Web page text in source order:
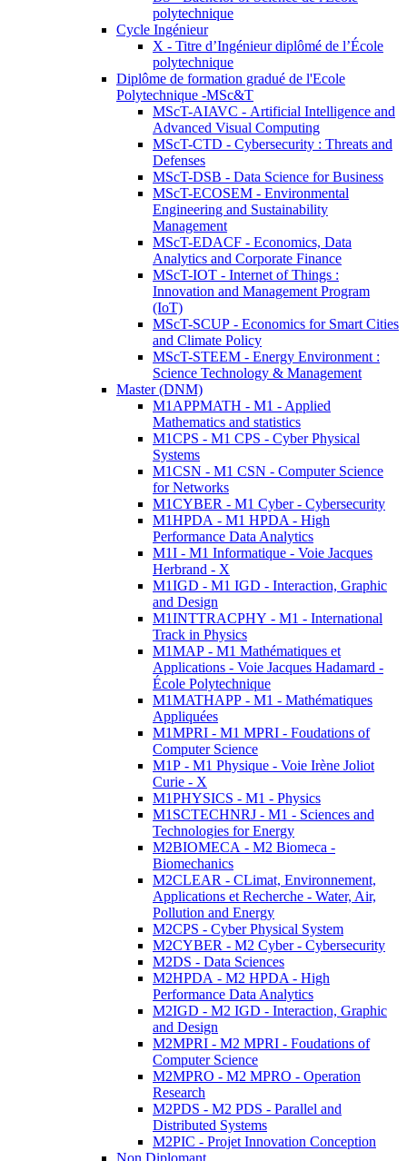
polytechnique
Cycle Ingénieur
X - Titre d’Ingénieur diplômé de l’École
polytechnique
Diplôme de formation gradué de l'Ecole
Polytechnique -MSc&T
MScT-AIAVC - Artificial Intelligence and
Advanced Visual Computing
MScT-CTD - Cybersecurity : Threats and
Defenses
MScT-DSB - Data Science for Business
MScT-ECOSEM - Environmental
Engineering and Sustainability
Management
MScT-EDACF - Economics, Data
Analytics and Corporate Finance
MScT-IOT - Internet of Things :
Innovation and Management Program
(IoT)
MScT-SCUP - Economics for Smart Cities
and Climate Policy
MScT-STEEM - Energy Environment :
Science Technology & Management
Master (DNM)
M1APPMATH - M1 - Applied
Mathematics and statistics
M1CPS - M1 CPS - Cyber Physical
Systems
M1CSN - M1 CSN - Computer Science
for Networks
M1CYBER - M1 Cyber - Cybersecurity
M1HPDA - M1 HPDA - High
Performance Data Analytics
M1I - M1 Informatique - Voie Jacques
Herbrand - X
M1IGD - M1 IGD - Interaction, Graphic
and Design
M1INTTRACPHY - M1 - International
Track in Physics
M1MAP - M1 Mathématiques et
Applications - Voie Jacques Hadamard -
École Polytechnique
M1MATHAPP - M1 - Mathématiques
Appliquées
M1MPRI - M1 MPRI - Foudations of
Computer Science
M1P - M1 Physique - Voie Irène Joliot
Curie - X
M1PHYSICS - M1 - Physics
M1SCTECHNRJ - M1 - Sciences and
Technologies for Energy
M2BIOMECA - M2 Biomeca -
Biomechanics
M2CLEAR - CLimat, Environnement,
Applications et Recherche - Water, Air,
Pollution and Energy
M2CPS - Cyber Physical System
M2CYBER - M2 Cyber - Cybersecurity
M2DS - Data Sciences
M2HPDA - M2 HPDA - High
Performance Data Analytics
M2IGD - M2 IGD - Interaction, Graphic
and Design
M2MPRI - M2 MPRI - Foudations of
Computer Science
M2MPRO - M2 MPRO - Operation
Research
M2PDS - M2 PDS - Parallel and
Distributed Systems
M2PIC - Projet Innovation Conception
Non Diplomant